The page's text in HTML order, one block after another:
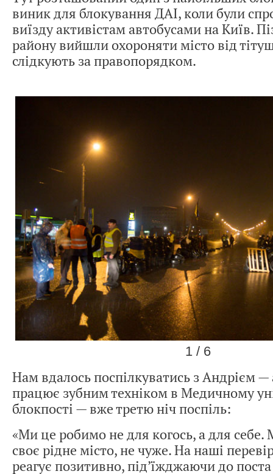
виник для блокування ДАІ, коли були
виїзду активістам автобусами на Київ.
району вийшли охороняти місто від
слідкують за правопорядком.
1 / 6
Нам вдалось поспілкуватись з Андрієм —
працює зубним техніком в Медичному
блокпості — вже третю ніч поспіль:
«Ми це робимо не для когось, а для
своє рідне місто, не чуже. На наші
реагує позитивно, під’їжджаючи до